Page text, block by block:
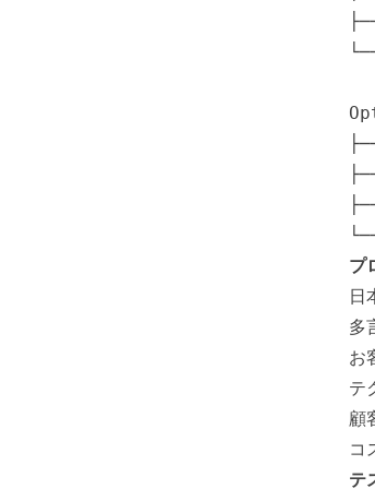
プ
日
多
お
テ
顧
コ
テ